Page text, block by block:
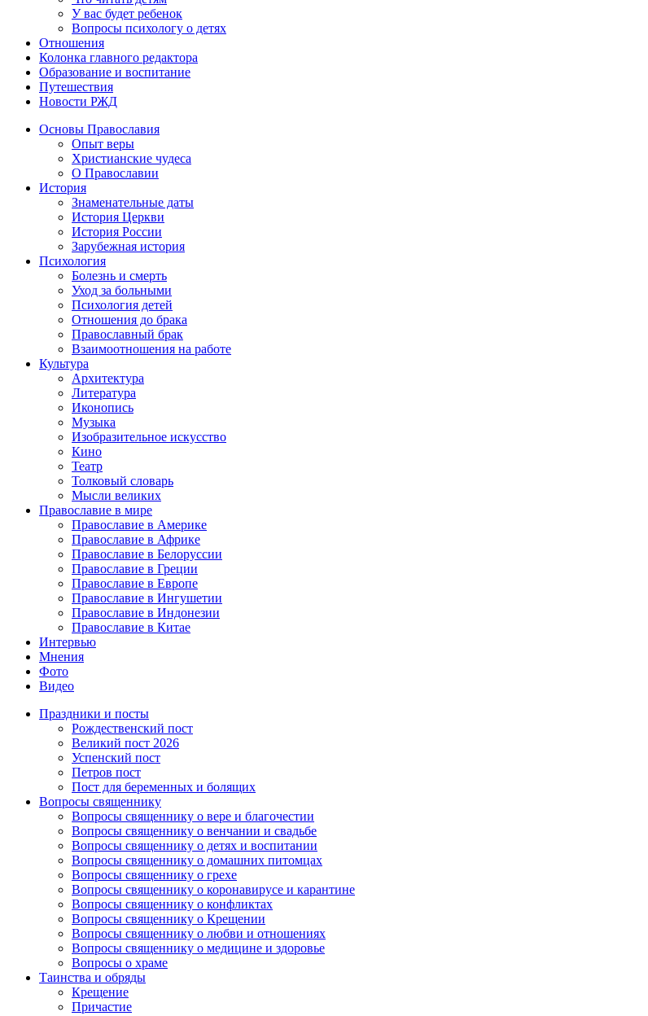
У вас будет ребенок
Вопросы психологу о детях
Отношения
Колонка главного редактора
Образование и воспитание
Путешествия
Новости РЖД
Основы Православия
Опыт веры
Христианские чудеса
О Православии
История
Знаменательные даты
История Церкви
История России
Зарубежная история
Психология
Болезнь и смерть
Уход за больными
Психология детей
Отношения до брака
Православный брак
Взаимоотношения на работе
Культура
Архитектура
Литература
Иконопись
Музыка
Изобразительное искусство
Кино
Театр
Толковый словарь
Мысли великих
Православие в мире
Православие в Америке
Православие в Африке
Православие в Белоруссии
Православие в Греции
Православие в Европе
Православие в Ингушетии
Православие в Индонезии
Православие в Китае
Интервью
Мнения
Фото
Видео
Праздники и посты
Рождественский пост
Великий пост 2026
Успенский пост
Петров пост
Пост для беременных и болящих
Вопросы священнику
Вопросы священнику о вере и благочестии
Вопросы священнику о венчании и свадьбе
Вопросы священнику о детях и воспитании
Вопросы священнику о домашних питомцах
Вопросы священнику о грехе
Вопросы священнику о коронавирусе и карантине
Вопросы священнику о конфликтах
Вопросы священнику о Крещении
Вопросы священнику о любви и отношениях
Вопросы священнику о медицине и здоровье
Вопросы о храме
Таинства и обряды
Крещение
Причастие